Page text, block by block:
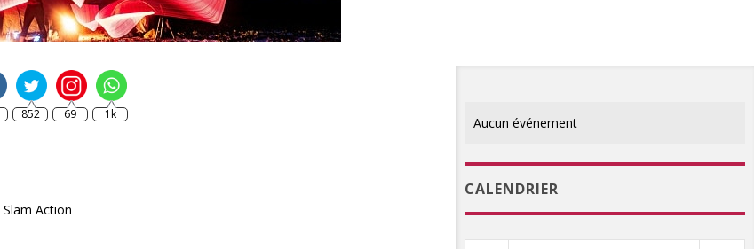
852 69 1k
Action
Aucun événement
CALENDRIER